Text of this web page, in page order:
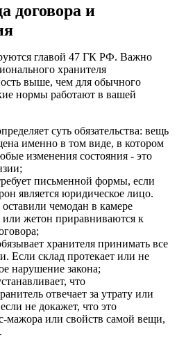
договора и
главой 47 ГК РФ. Важно
хранителя
выше, чем для обычного
нормы работают в вашей
суть обязательства: вещь
именно в том виде, в котором
изменения состояния - это
письменной формы, если
является юридическое лицо.
чемодан в камере
или жетон приравниваются к
хранителя принимать все
Если склад протекает или не
нарушение закона;
что
отвечает за утрату или
не докажет, что это
мажора или свойств самой вещи,